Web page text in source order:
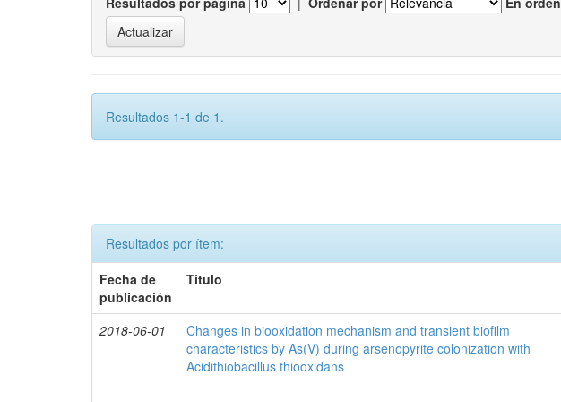
Resultados 1-1 de 1.
Resultados por ítem:
Fecha de
publicación
Título
2018-06-01
Changes in biooxidation mechanism and transient biofilm
characteristics by As(V) during arsenopyrite colonization with
Acidithiobacillus thiooxidans